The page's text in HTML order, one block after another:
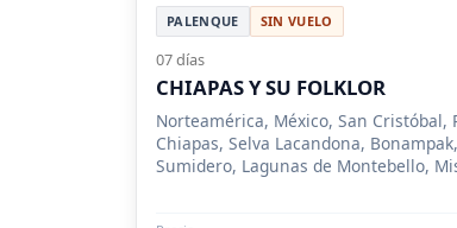
PALENQUE SIN VUELO
07 días
CHIAPAS Y SU FOLKLOR
Norteamérica, México, San Cristóbal,
Chiapas, Selva Lacandona,
Sumidero, Lagunas de Montebello,